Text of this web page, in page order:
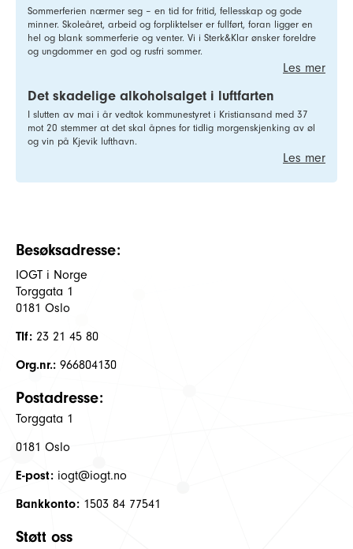
Sommerferien nærmer seg – en tid for fritid, fellesskap og gode
minner. Skoleåret, arbeid og forpliktelser er fullført, foran ligger en
hel og blank sommerferie og venter. Vi i Sterk&Klar ønsker foreldre
og ungdommer en god og rusfri sommer.
Les mer
Det skadelige alkoholsalget i luftfarten
I slutten av mai i år vedtok kommunestyret i Kristiansand med 37
mot 20 stemmer at det skal åpnes for tidlig morgenskjenking av øl
og vin på Kjevik lufthavn.
Les mer
Besøksadresse:
IOGT i Norge
Torggata 1
0181 Oslo
Tlf: 23 21 45 80
Org.nr.: 966804130
Postadresse:
Torggata 1
0181 Oslo
E-post: iogt@iogt.no
Bankkonto: 1503 84 77541
Støtt oss